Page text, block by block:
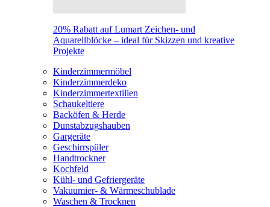
20% Rabatt auf Lumart Zeichen- und
Aquarellblöcke – ideal für Skizzen und kreative
Projekte
Kinderzimmermöbel
Kinderzimmerdeko
Kinderzimmertextilien
Schaukeltiere
Backöfen & Herde
Dunstabzugshauben
Gargeräte
Geschirrspüler
Handtrockner
Kochfeld
Kühl- und Gefriergeräte
Vakuumier- & Wärmeschublade
Waschen & Trocknen